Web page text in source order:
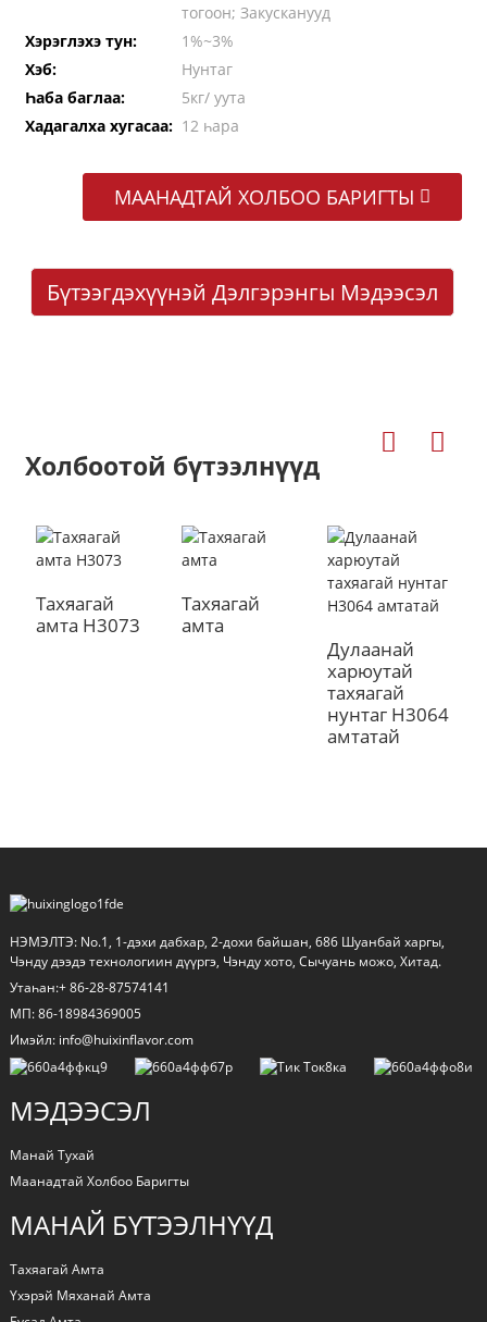
тогоон; Закусканууд
Хэрэглэхэ тун:
1%~3%
Хэб:
Нунтаг
Һаба баглаа:
5кг/ уута
Хадагалха хугасаа: 12 һара
МААНАДТАЙ ХОЛБОО БАРИГТЫ
Бүтээгдэхүүнэй Дэлгэрэнгы Мэдээсэл
Холбоотой бүтээлнүүд
Тахяагай
амта H3073
Тахяагай
амта
Дулаанай
харюутай
тахяагай
нунтаг H3064
амтатай
НЭМЭЛТЭ: No.1, 1-дэхи дабхар, 2-дохи байшан, 686 Шуанбай харгы,
Чэнду дээдэ технологиин дүүргэ, Чэнду хото, Сычуань можо, Хитад.
Утаһан:+ 86-28-87574141
МП: 86-18984369005
Имэйл: info@huixinflavor.com
МЭДЭЭСЭЛ
Манай Тухай
Маанадтай Холбоо Баригты
МАНАЙ БҮТЭЭЛНҮҮД
Тахяагай Амта
Үхэрэй Мяханай Амта